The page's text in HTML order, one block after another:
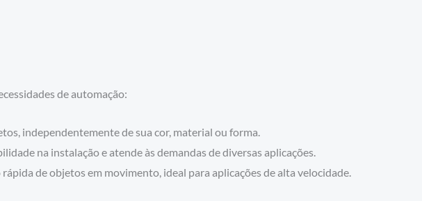
de automação:
independentemente de sua cor, material ou forma.
na instalação e atende às demandas de diversas aplicações.
de objetos em movimento, ideal para aplicações de alta velocidade.